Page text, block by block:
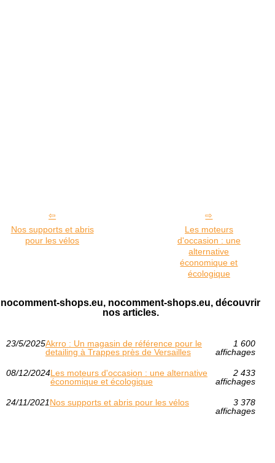
Nos supports et abris
pour les vélos
Les moteurs
d'occasion : une
alternative
économique et
écologique
nocomment-shops.eu, nocomment-shops.eu, découvrir
nos articles.
23/5/2025Akrro : Un magasin de référence pour le
detailing à Trappes près de Versailles
1 600
affichages
08/12/2024Les moteurs d'occasion : une alternative
économique et écologique
2 433
affichages
24/11/2021Nos supports et abris pour les vélos
3 378
affichages